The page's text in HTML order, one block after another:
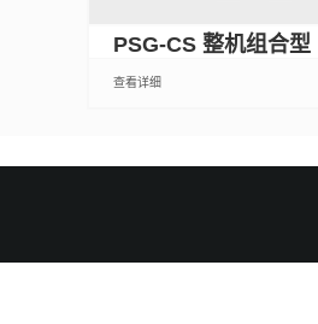
PSG-CS 整机组合型
查看详细